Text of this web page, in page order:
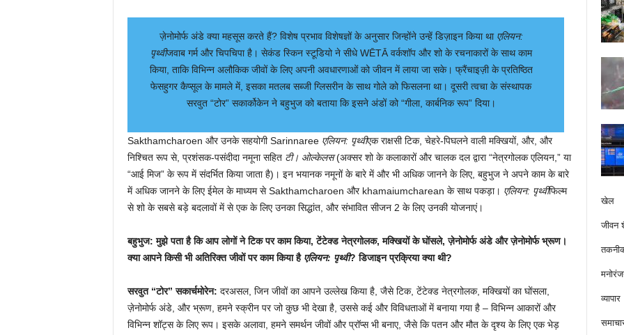
ज़ेनोमोर्फ अंडे क्या महसूस करते हैं? विशेष प्रभाव विशेषज्ञों के अनुसार जिन्होंने उन्हें डिज़ाइन किया था एलियन:
पृथ्वीजवाब गर्म और चिपचिपा है। सेकंड स्किन स्टूडियो ने सीधे WĒTĀ वर्कशॉप और शो के रचनाकारों के साथ काम
किया, ताकि विभिन्न अलौकिक जीवों के लिए अपनी अवधारणाओं को जीवन में लाया जा सके। फ्रैंचाइज़ी के प्रतिष्ठित
फेसहुगर कैप्सूल के मामले में, इसका मतलब सब्जी ग्लिसरीन के साथ गोले को फिसलना था। दूसरी त्वचा के संस्थापक
सरवुत “टोर” सकार्कोकेन ने बहुभुज को बताया कि इसने अंडों को “गीला, कार्बनिक रूप” दिया।
Sakthamcharoen और उनके सहयोगी Sarinnaree एलियन: पृथ्वीएक राक्षसी टिक, चेहरे-पिघलने वाली मक्खियों, और, और
निश्चित रूप से, प्रशंसक-पसंदीदा नमूना सहित टी। ओल्केलस(अक्सर शो के कलाकारों और चालक दल द्वारा “नेत्रगोलक एलियन,” या
“आई मिज” के रूप में संदर्भित किया जाता है)। इन भयानक नमूनों के बारे में और भी अधिक जानने के लिए, बहुभुज ने अपने काम के बारे
में अधिक जानने के लिए ईमेल के माध्यम से Sakthamcharoen और khamaiumcharean के साथ पकड़ा। एलियन: पृथ्वीफिल्म
से शो के सबसे बड़े बदलावों में से एक के लिए उनका सिद्धांत, और संभावित सीजन 2 के लिए उनकी योजनाएं।
बहुभुज: मुझे पता है कि आप लोगों ने टिक पर काम किया, टेंटेक्ड नेत्रगोलक, मक्खियों के घोंसले, ज़ेनोमोर्फ अंडे और ज़ेनोमोर्फ भ्रूण।
क्या आपने किसी भी अतिरिक्त जीवों पर काम किया है एलियन: पृथ्वी? डिजाइन प्रक्रिया क्या थी?
सरवुत “टोर” सकार्चमोरेन: दरअसल, जिन जीवों का आपने उल्लेख किया है, जैसे टिक, टेंटेक्ड नेत्रगोलक, मक्खियों का घोंसला,
ज़ेनोमोर्फ अंडे, और भ्रूण, हमने स्क्रीन पर जो कुछ भी देखा है, उससे कई और विविधताओं में बनाया गया है – विभिन्न आकारों और
विभिन्न शॉट्स के लिए रूप। इसके अलावा, हमने समर्थन जीवों और प्रॉप्स भी बनाए, जैसे कि पतन और मौत के दृश्य के लिए एक भेड़
खेल
जीवन
व्यापार